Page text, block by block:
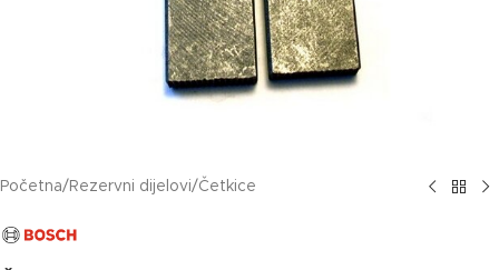
Početna/ Rezervni dijelovi/Četkice